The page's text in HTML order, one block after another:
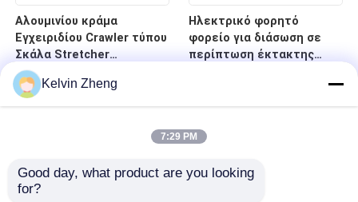
Αλουμινίου κράμα
Εγχειριδίου Crawler τύπου
Σκάλα Stretcher
αναδιπλούμενο ελαφρύ
για το νοσοκομείο
μεταφορά ασθενών
Ηλεκτρικό φορητό
φορείο για διάσωση σε
περίπτωση έκτακτης
Kelvin Zheng
7:29 PM
Good day, what product are you looking
for?